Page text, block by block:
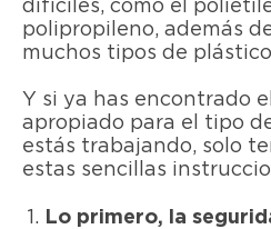
difíciles, como el
polipropileno, además
muchos tipos de
Y si ya has encontrado
apropiado para el tipo
estás trabajando, solo
estas sencillas
Lo primero, la